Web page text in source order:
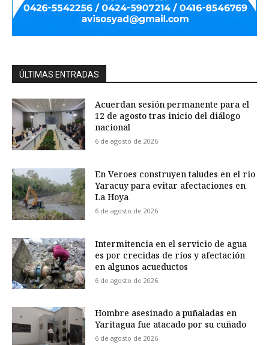
ÚLTIMAS ENTRADAS
Acuerdan sesión permanente para el
12 de agosto tras inicio del diálogo
nacional
6 de agosto de 2026
En Veroes construyen taludes en el río
Yaracuy para evitar afectaciones en
La Hoya
6 de agosto de 2026
Intermitencia en el servicio de agua
es por crecidas de ríos y afectación
en algunos acueductos
6 de agosto de 2026
Hombre asesinado a puñaladas en
Yaritagua fue atacado por su cuñado
6 de agosto de 2026